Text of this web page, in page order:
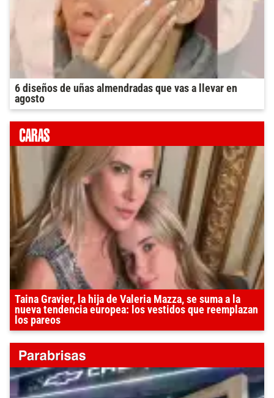
6 diseños de uñas almendradas que vas a llevar en
agosto
Taina Gravier, la hija de Valeria Mazza, se suma a la
nueva tendencia europea: los vestidos que reemplazan
los pareos